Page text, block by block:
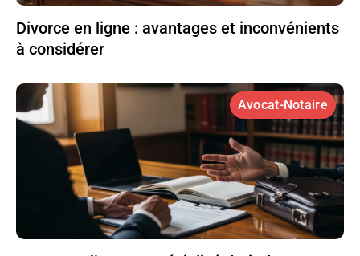
Divorce en ligne : avantages et inconvénients
à considérer
Avocat-Notaire